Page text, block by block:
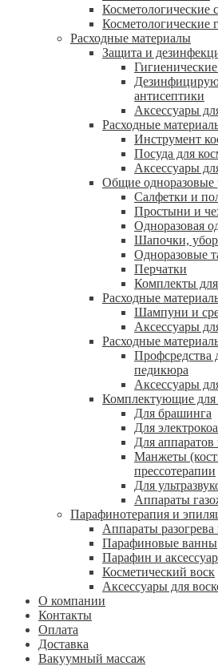
Косметологические
Косметологические
Расходные материалы
Защита и
антисептики
Аксессуары
Расходные
Инструмент
Посуда для
Аксессуары
Общие одноразовые
Салфетки и
Простыни и
Одноразовая
Шапочки,
Одноразовые
Перчатки
Комплекты
Расходные
Шампуни и
Аксессуары
Расходные
Профсредства
педикюра
Аксессуары
Комплектующие для
Для брашинга
Для
Для аппаратов
Манжеты
прессотерапии
Для
Аппараты
Парафинотерапия и
Аппараты
Парафиновые ванны
Парафин и
Косметический воск
Аксессуары для
О компании
Контакты
Оплата
Доставка
Вакуумный массаж